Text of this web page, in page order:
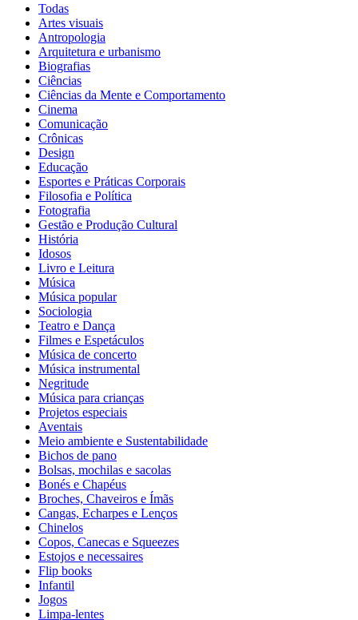
Todas
Artes visuais
Antropologia
Arquitetura e urbanismo
Biografias
Ciências
Ciências da Mente e Comportamento
Cinema
Comunicação
Crônicas
Design
Educação
Esportes e Práticas Corporais
Filosofia e Política
Fotografia
Gestão e Produção Cultural
História
Idosos
Livro e Leitura
Música
Música popular
Sociologia
Teatro e Dança
Filmes e Espetáculos
Música de concerto
Música instrumental
Negritude
Música para crianças
Projetos especiais
Aventais
Meio ambiente e Sustentabilidade
Bichos de pano
Bolsas, mochilas e sacolas
Bonés e Chapéus
Broches, Chaveiros e Ímãs
Cangas, Echarpes e Lenços
Chinelos
Copos, Canecas e Squeezes
Estojos e necessaires
Flip books
Infantil
Jogos
Limpa-lentes